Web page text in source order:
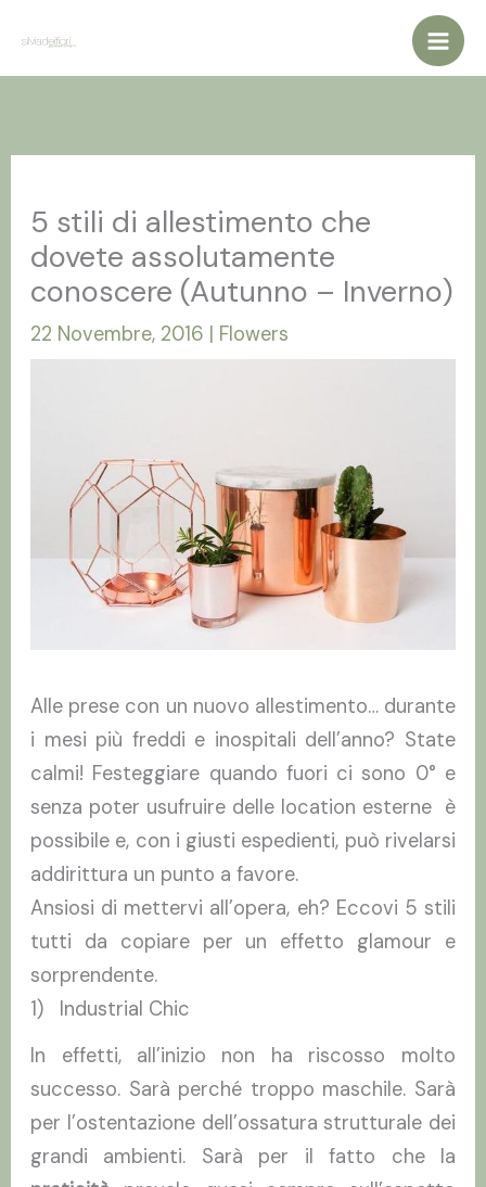
contenuto
5 stili di allestimento che
dovete assolutamente
conoscere (Autunno – Inverno)
22 Novembre, 2016 | Flowers
Alle prese con un nuovo allestimento… durante
i mesi più freddi e inospitali dell’anno? State
calmi! Festeggiare quando fuori ci sono 0° e
senza poter usufruire delle location esterne è
possibile e, con i giusti espedienti, può rivelarsi
addirittura un punto a favore.
Ansiosi di mettervi all’opera, eh? Eccovi 5 stili
tutti da copiare per un effetto glamour e
sorprendente.
1) Industrial Chic
In effetti, all’inizio non ha riscosso molto
successo. Sarà perché troppo maschile. Sarà
per l’ostentazione dell’ossatura strutturale dei
grandi ambienti. Sarà per il fatto che la